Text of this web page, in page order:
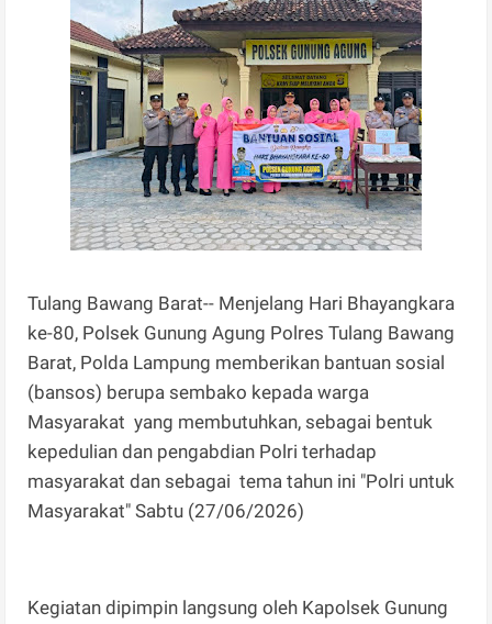
Tulang Bawang Barat-- Menjelang Hari Bhayangkara
ke-80, Polsek Gunung Agung Polres Tulang Bawang
Barat, Polda Lampung memberikan bantuan sosial
(bansos) berupa sembako kepada warga
Masyarakat yang membutuhkan, sebagai bentuk
kepedulian dan pengabdian Polri terhadap
masyarakat dan sebagai tema tahun ini "Polri untuk
Masyarakat" Sabtu (27/06/2026)
Kegiatan dipimpin langsung oleh Kapolsek Gunung